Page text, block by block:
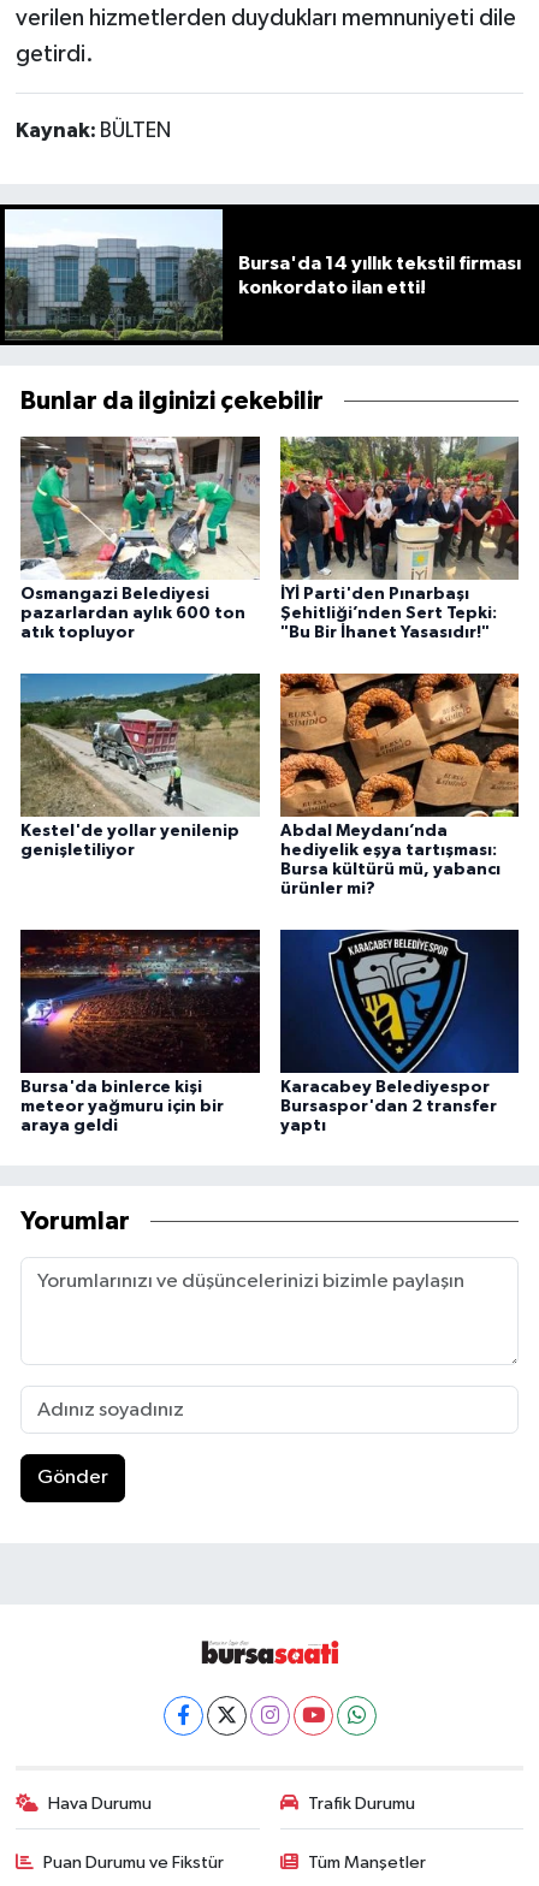
verilen hizmetlerden duydukları memnuniyeti dile
getirdi.
Kaynak: BÜLTEN
Bursa'da 14 yıllık tekstil firması
konkordato ilan etti!
Bunlar da ilginizi çekebilir
Osmangazi Belediyesi
pazarlardan aylık 600 ton
atık topluyor
İYİ Parti'den Pınarbaşı
Şehitliği’nden Sert Tepki:
"Bu Bir İhanet Yasasıdır!"
Kestel'de yollar yenilenip
genişletiliyor
Abdal Meydanı’nda
hediyelik eşya tartışması:
Bursa kültürü mü, yabancı
ürünler mi?
Bursa'da binlerce kişi
meteor yağmuru için bir
araya geldi
Karacabey Belediyespor
Bursaspor'dan 2 transfer
yaptı
Yorumlar
Gönder
Hava Durumu Trafik Durumu
Puan Durumu ve Fikstür Tüm Manşetler